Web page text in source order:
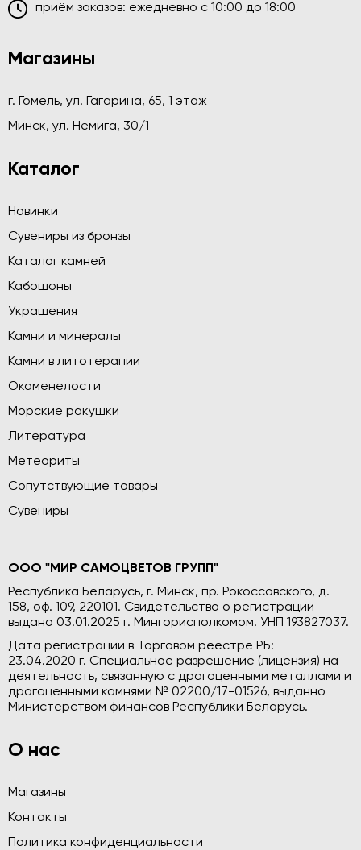
приём заказов: ежедневно c 10:00 до 18:00
Магазины
г. Гомель, ул. Гагарина, 65, 1 этаж
Минск, ул. Немига, 30/1
Каталог
Новинки
Сувениры из бронзы
Каталог камней
Кабошоны
Украшения
Камни и минералы
Камни в литотерапии
Окаменелости
Морские ракушки
Литература
Метеориты
Сопутствующие товары
Сувениры
ООО "МИР САМОЦВЕТОВ ГРУПП"
Республика Беларусь, г. Минск, пр. Рокоссовского, д.
158, оф. 109, 220101. Свидетельство о регистрации
выдано 03.01.2025 г. Мингорисполкомом. УНП 193827037.
Дата регистрации в Торговом реестре РБ:
23.04.2020 г. Специальное разрешение (лицензия) на
деятельность, связанную с драгоценными металлами и
драгоценными камнями № 02200/17-01526, выданно
Министерством финансов Республики Беларусь.
О нас
Магазины
Контакты
Политика конфиденциальности